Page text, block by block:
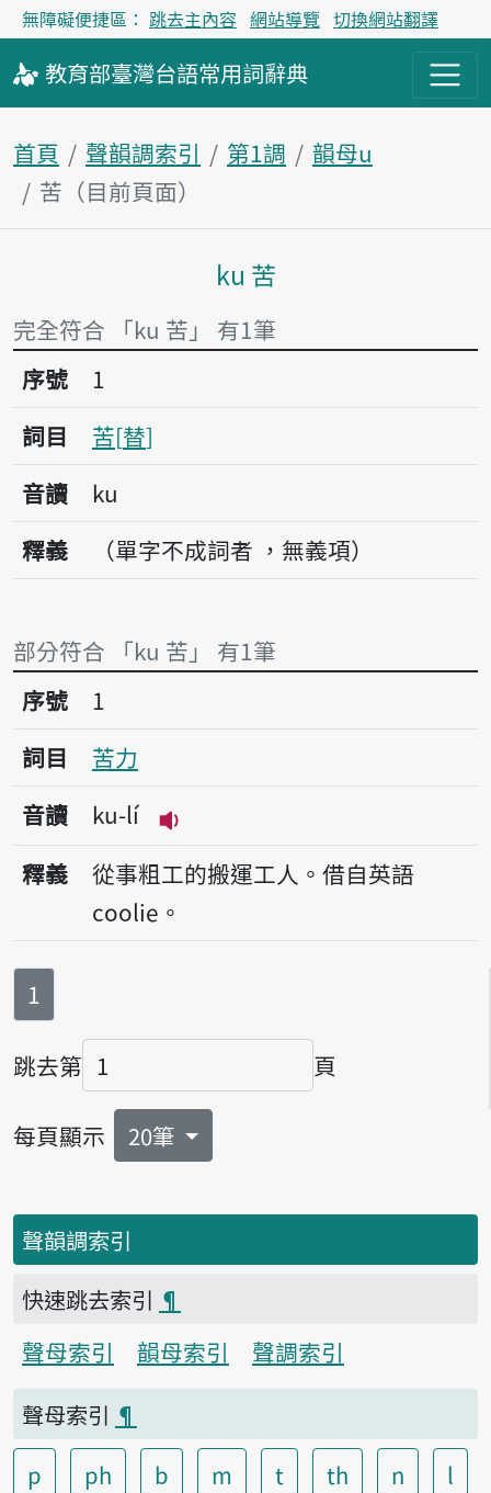
無障礙便捷區： 跳去主內容 網站導覽 切換網站翻譯
教育部臺灣台語常用詞辭典
首頁 聲韻調索引 第1調
韻母u
苦（目前頁面）
主內容區塊
ku 苦
完全符合 「ku 苦」 有1筆
序號1苦
序號
1
詞目
苦 替
音讀
ku
釋義
（單字不成詞者 ，無義項）
部分符合 「ku 苦」 有1筆
序號1苦力
序號
1
詞目
苦力
音讀
ku-lí
播放音讀ku-lí
釋義
從事粗工的搬運工人。借自英語
coolie。
第
1
跳去第
頁碼
頁
每頁顯示 20筆
聲韻調索引
快速跳去索引 ¶
聲母索引
韻母索引
聲調索引
聲母索引 ¶
p
ph b m t th n
l